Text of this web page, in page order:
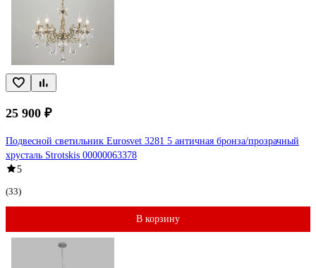
25 900 ₽
Подвесной светильник Eurosvet 3281 5 античная бронза/прозрачный
хрусталь Strotskis 00000063378
5
(33)
В корзину